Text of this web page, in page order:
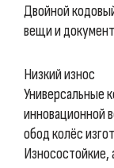
Двойной
вещи и
Низкий износ
Универсальные
инновационной
обод колёс